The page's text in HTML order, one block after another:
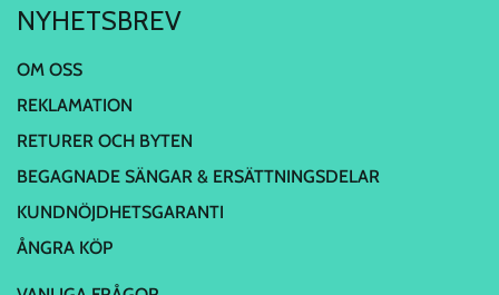
NYHETSBREV
OM OSS
REKLAMATION
RETURER OCH BYTEN
BEGAGNADE SÄNGAR & ERSÄTTNINGSDELAR
KUNDNÖJDHETSGARANTI
ÅNGRA KÖP